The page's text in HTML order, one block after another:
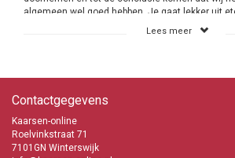
algemeen wel goed hebben. Je gaat lekker uit
bent de gastvrouw en gastheer voor vrienden en
Je bepaald natuurlijk zelf welke kaarsen dit
inspiratie op voor de komende Kerstdagen. Je
combinaties van kaarsen te maken je
keren er heel anders gaat uitzien.
Lees meer
Contactgegevens
Kaarsen-online
Roelvinkstraat 71
7101GN Winterswijk